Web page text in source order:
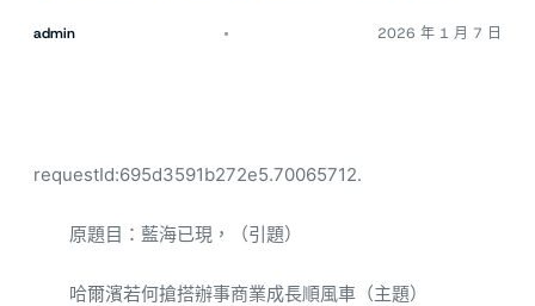
admin 2026 年 1 月 7 日
requestId:695d3591b272e5.70065712.
原題目：藍海已現，（引題）
哈爾濱若何搶搭辦事商業成長順風車（主題）